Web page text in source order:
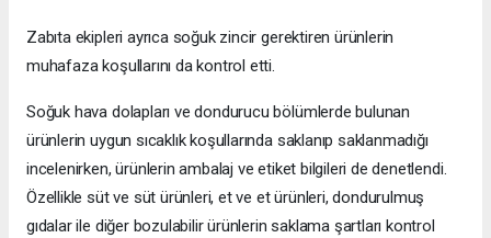
Zabıta ekipleri ayrıca soğuk zincir gerektiren ürünlerin
muhafaza koşullarını da kontrol etti.
Soğuk hava dolapları ve dondurucu bölümlerde bulunan
ürünlerin uygun sıcaklık koşullarında saklanıp saklanmadığı
incelenirken, ürünlerin ambalaj ve etiket bilgileri de denetlendi.
Özellikle süt ve süt ürünleri, et ve et ürünleri, dondurulmuş
gıdalar ile diğer bozulabilir ürünlerin saklama şartları kontrol